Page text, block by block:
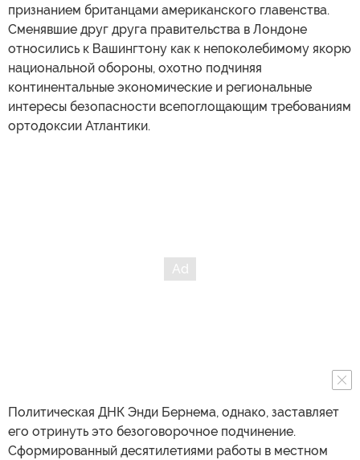
признанием британцами американского главенства.
Сменявшие друг друга правительства в Лондоне
относились к Вашингтону как к непоколебимому якорю
национальной обороны, охотно подчиняя
континентальные экономические и региональные
интересы безопасности всепоглощающим требованиям
ортодоксии Атлантики.
Политическая ДНК Энди Бернема, однако, заставляет
его отринуть это безоговорочное подчинение.
Сформированный десятилетиями работы в местном